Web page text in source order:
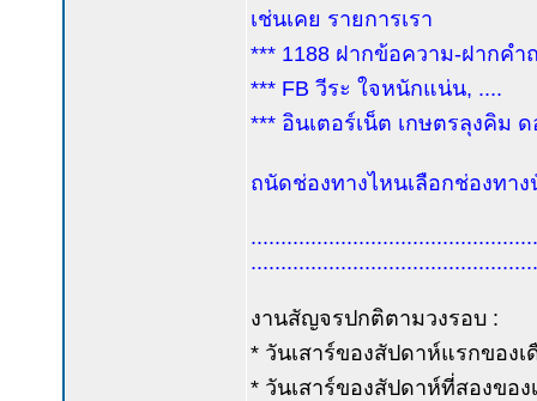
เช่นเคย รายการเรา
*** 1188 ฝากข้อความ-ฝากคำ
*** FB วีระ ใจหนักแน่น, ....
*** อินเตอร์เน็ต เกษตรลุงคิม
ถนัดช่องทางไหนเลือกช่องทา
งานสัญจรปกติตามวงรอบ :
* วันเสาร์ของสัปดาห์แรกของ
* วันเสาร์ของสัปดาห์ที่สองขอ